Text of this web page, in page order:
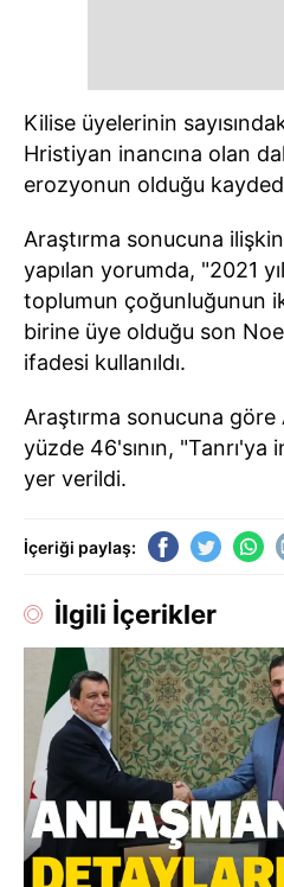
Kilise üyelerinin
Hristiyan inancına olan
erozyonun olduğu
Araştırma sonucuna
yapılan yorumda, "2021
toplumun çoğunluğunun
birine üye olduğu son
ifadesi kullanıldı.
Araştırma sonucuna göre
yüzde 46'sının, "Tanrı'ya
yer verildi.
İçeriği paylaş:
İlgili İçerikler